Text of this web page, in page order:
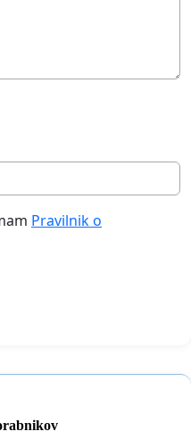
Pravilnik o